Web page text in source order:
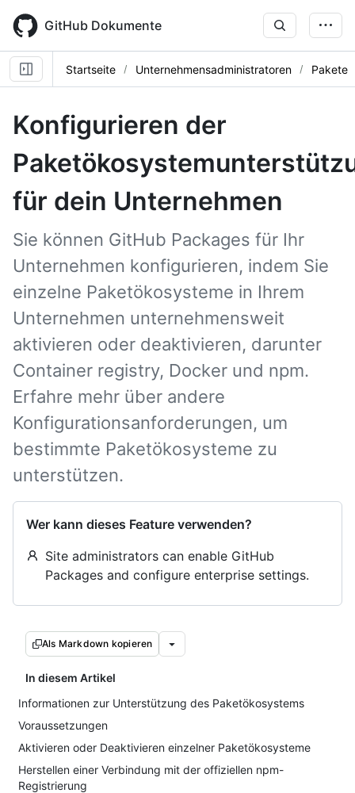
main
content
GitHub Dokumente
Startseite Unternehmensadministratoren Pakete
Konfigurieren der
für dein Unternehmen
Sie können GitHub Packages für Ihr
Unternehmen konfigurieren, indem Sie
einzelne Paketökosysteme in Ihrem
Unternehmen unternehmensweit
aktivieren oder deaktivieren, darunter
Container registry, Docker und npm.
Erfahre mehr über andere
Konfigurationsanforderungen, um
bestimmte Paketökosysteme zu
unterstützen.
Wer kann dieses Feature verwenden?
Site administrators can enable GitHub
Packages and configure enterprise settings.
Als Markdown kopieren
In diesem Artikel
Informationen zur Unterstützung des Paketökosystems
Voraussetzungen
Aktivieren oder Deaktivieren einzelner Paketökosysteme
Herstellen einer Verbindung mit der offiziellen npm-
Registrierung